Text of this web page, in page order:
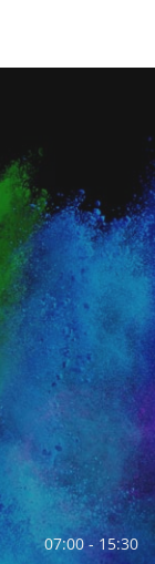
07:00 - 15:30